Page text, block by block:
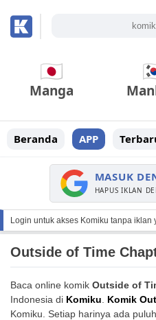
Manga
Beranda APP
MASUK
HAPUS IKLAN
Login untuk akses Komiku tanpa iklan
Outside of Time
Baca online komik Outside of
Indonesia di Komiku. Komik
Komiku. Setiap harinya ada